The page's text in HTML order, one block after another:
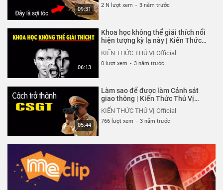
05:13
6 N lượt xem - 5 năm trước
05:30
Tại sao uống Bò húc & Cà phê lại
bị mất ngủ?
KIẾN THỨC THÚ VỊ Official
6 N lượt xem - 5 năm trước
05:46
Cách phân biệt Dự án kiếm tiền
Đa cấp Lừa đảo cực dễ
KIẾN THỨC THÚ VỊ Official
6 N lượt xem - 5 năm trước
05:12
Linh hồn trông như thế nào?
Bằng chứng về kiếp luân hồi
KIẾN THỨC THÚ VỊ Official
6 N lượt xem 5 năm trước
09:31
2 N lượt xem - 3 năm trước
06:13
Khoa học không thể giải thích nổi
hiện tượng kỳ lạ này | Kiến Thức
Thú Vị Official
KIẾN THỨC THÚ VỊ Official
0 lượt xem - 3 năm trước
05:44
Làm sao để được làm Cảnh sát
giao thông | Kiến Thức Thú Vị
Official
KIẾN THỨC THÚ VỊ Official
766 lượt xem - 3 năm trước